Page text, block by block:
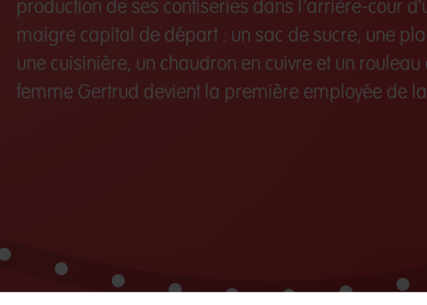
production de ses confiseries dans l’arrière-cour
maigre capital de départ : un sac de sucre, une
une cuisinière, un chaudron en cuivre et un rouleau
femme Gertrud devient la première employée de